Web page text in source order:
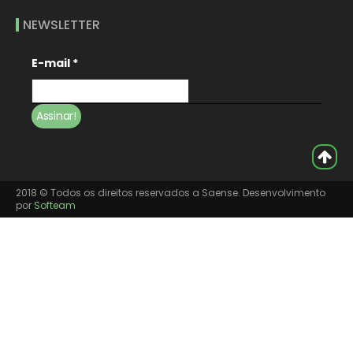
NEWSLETTER
E-mail *
2018 © Todos os direitos reservados a Saense. Desenvolvimento
por Softeam